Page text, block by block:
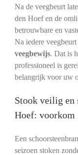
Na de veegbeurt
den Hoef en de
betrouwbare en
Na iedere
veegbewijs. Dat is
professioneel is
belangrijk voor uw
Stook veilig en
Hoef: voorkom
Een
seizoen stoken